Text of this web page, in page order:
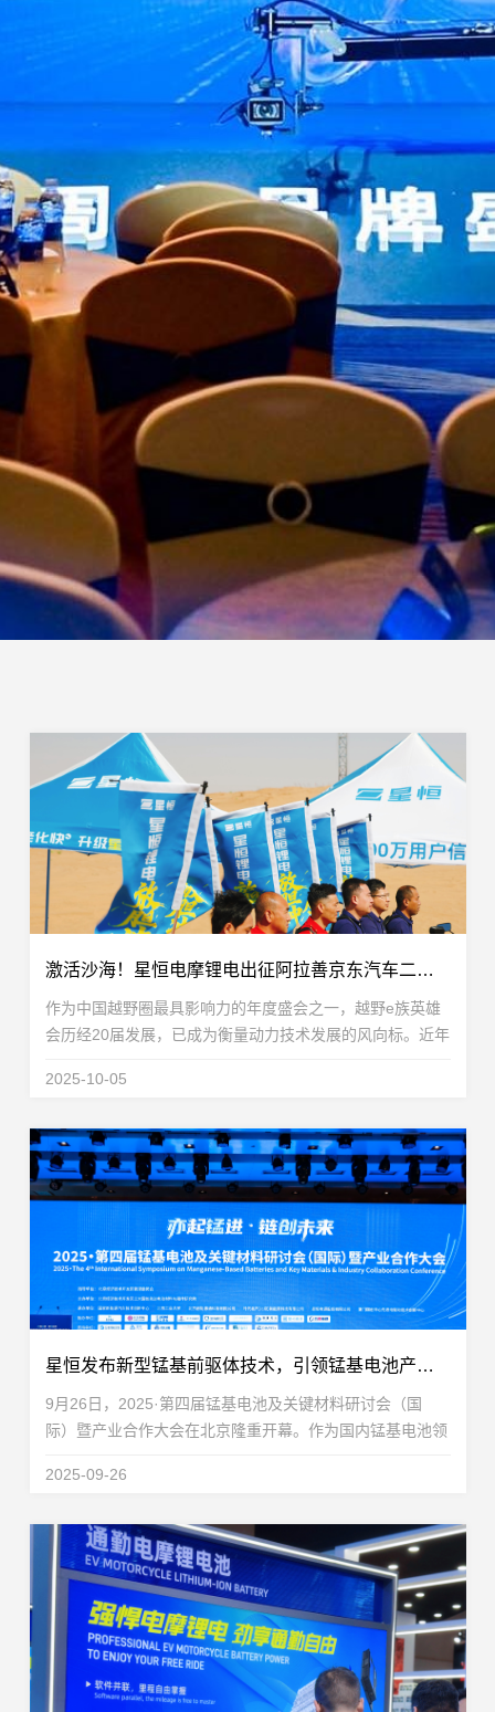
激活沙海！星恒电摩锂电出征阿拉善京东汽车二轮定制赛，强悍性能释放野性
作为中国越野圈最具影响力的年度盛会之一，越野e族英雄
会历经20届发展，已成为衡量动力技术发展的风向标。近年
锂电化变革——无论是四轮还是二轮赛事，电动品牌...
2025-10-05
星恒发布新型锰基前驱体技术，引领锰基电池产业化新突破
9月26日，2025·第四届锰基电池及关键材料研讨会（国
际）暨产业合作大会在北京隆重开幕。作为国内锰基电池领
功举办四届，持续推动行业技术交流与产业合作。陈立...
2025-09-26